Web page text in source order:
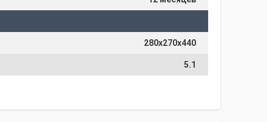
280x270x440
5.1